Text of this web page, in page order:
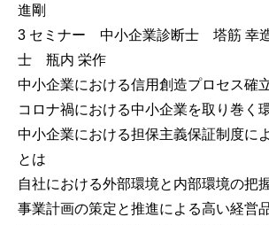
進剛
3 セミナー 中小企業診断士 塔筋 幸
士 瓶内 栄作
中小企業における信用創造プロセス確
コロナ禍における中小企業を取り巻く
中小企業における担保主義保証制度に
とは
自社における外部環境と内部環境の把
事業計画の策定と推進による高い経営